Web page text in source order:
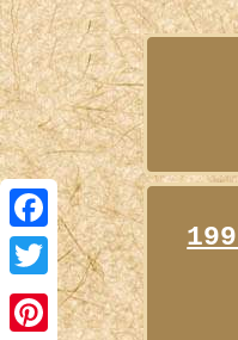
Facebook
Twitter